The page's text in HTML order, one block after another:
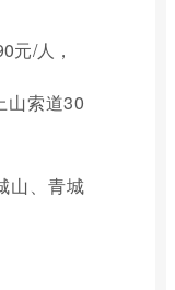
元/人，
山索道30
山、青城